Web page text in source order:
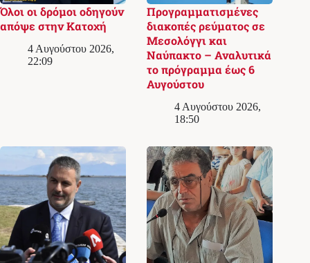
Όλοι οι δρόμοι οδηγούν
απόψε στην Κατοχή
4 Αυγούστου 2026,
22:09
Προγραμματισμένες
διακοπές ρεύματος σε
Μεσολόγγι και
Ναύπακτο – Αναλυτικά
το πρόγραμμα έως 6
Αυγούστου
4 Αυγούστου 2026,
18:50